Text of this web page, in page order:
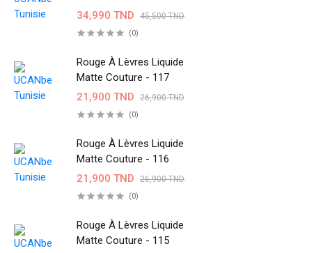
34,990 TND
45,500 TND
(0)
Rouge À Lèvres Liquide
Matte Couture - 117
21,900 TND
26,900 TND
(0)
Rouge À Lèvres Liquide
Matte Couture - 116
21,900 TND
26,900 TND
(0)
Rouge À Lèvres Liquide
Matte Couture - 115